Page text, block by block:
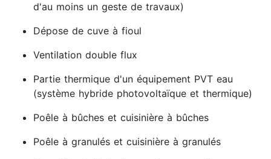
d'au moins un geste de travaux)
Dépose de cuve à fioul
Ventilation double flux
Partie thermique d'un équipement PVT eau
(système hybride photovoltaïque et thermique)
Poêle à bûches et cuisinière à bûches
Poêle à granulés et cuisinière à granulés